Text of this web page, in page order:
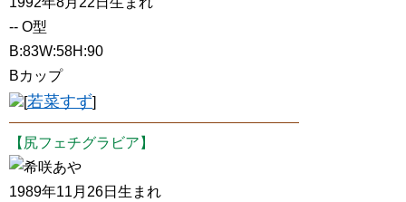
-- O型
B:83W:58H:90
Bカップ
[若菜すず]
【尻フェチグラビア】
希咲あや
1989年11月26日生まれ